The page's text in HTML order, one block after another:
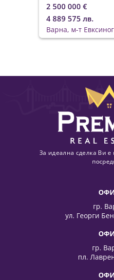
2 500 000 €
4 889 575 лв.
Варна, м-т
За идеална сделка Ви
гр.
ул. Георги
гр.
пл.